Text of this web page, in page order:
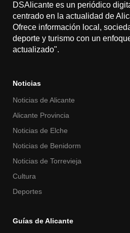
DSAlicante es un periódico
centrado en la actualidad de
Ofrece información local,
deporte y turismo con un
actualizado".
Noticias
Noticias de Alicante
Alicante Provincia
Noticias de Elche
Noticias de Benidorm
Noticias de Torrevieja
Cultura
Deportes
Guías de Alicante